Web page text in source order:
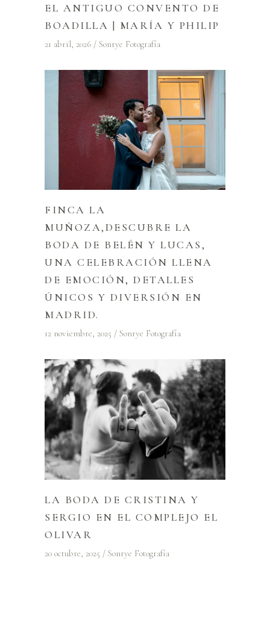
EL ANTIGUO CONVENTO DE
BOADILLA | MARÍA Y PHILIP
21 abril, 2026 Sonrye Fotografía
FINCA LA
MUÑOZA,DESCUBRE LA
BODA DE BELÉN Y LUCAS,
UNA CELEBRACIÓN LLENA
DE EMOCIÓN, DETALLES
ÚNICOS Y DIVERSIÓN EN
MADRID.
12 noviembre, 2025 Sonrye Fotografía
LA BODA DE CRISTINA Y
SERGIO EN EL COMPLEJO EL
OLIVAR
20 octubre, 2025 Sonrye Fotografía